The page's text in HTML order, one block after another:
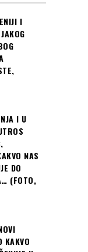
I
I U
NAS
DO
(FOTO,
KAKVO